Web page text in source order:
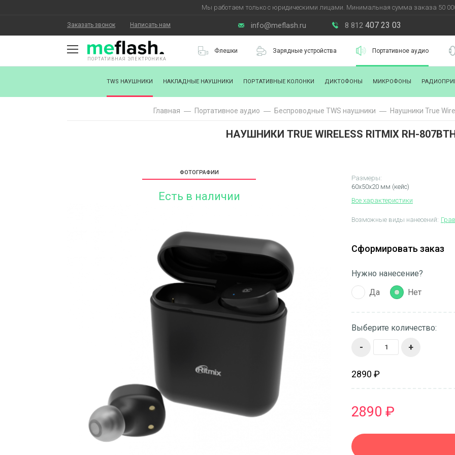
Мы работаем только с юридическими лицами. Минимальная сумма заказа 50
Заказать звонок Написать нам info@meflash.ru 8 812407 23 03
КАК КУПИТЬ
ПОРТАТИВНАЯ ЭЛЕКТРОНИКА
Флешки Зарядные устройства Портативное аудио
TWS НАУШНИКИ НАКЛАДНЫЕ НАУШНИКИ ПОРТАТИВНЫЕ КОЛОНКИ ДИКТОФОНЫ МИКРОФОНЫ
Главная Портативное аудио Беспроводные TWS наушники Наушники True
НАУШНИКИ TRUE WIRELESS RITMIX RH-
ФОТОГРАФИИ
Есть в наличии
Размеры:
60x50x20 мм (кейс)
Все характеристики
Возможные виды нанесений:
Сформировать заказ
Нужно нанесение?
Да
Нет
Выберите количество:
- +
2890 ₽
2890 ₽